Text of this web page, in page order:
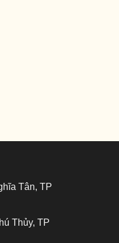
Tân, TP
Thủy, TP